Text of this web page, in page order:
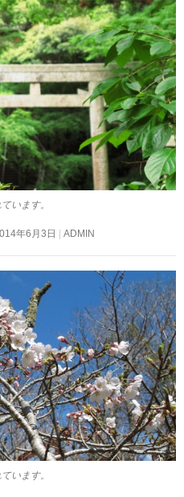
います。
年6月3日 ADMIN
います。